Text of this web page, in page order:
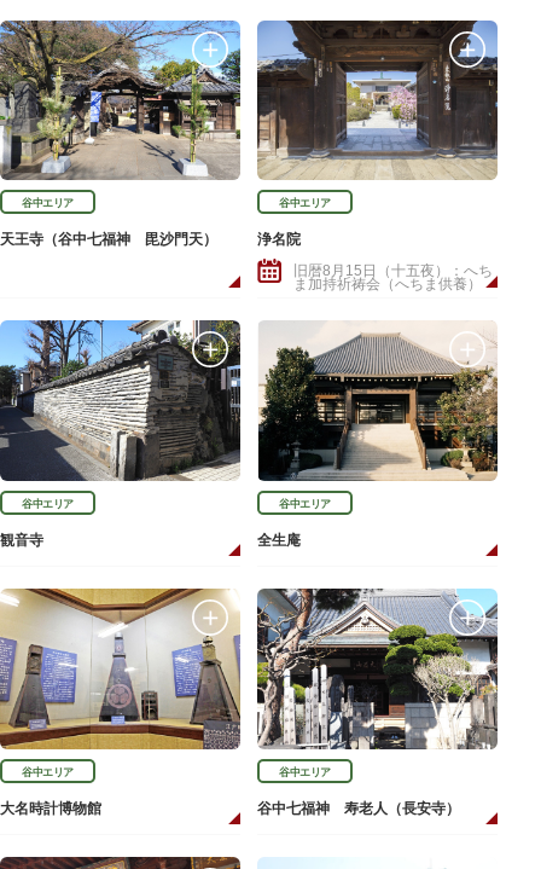
谷中エリア
天王寺（谷中七福神 毘沙門天）
谷中エリア
浄名院
旧暦8月15日（十五夜）：へち
ま加持祈祷会（へちま供養）
谷中エリア
観音寺
谷中エリア
全生庵
谷中エリア
大名時計博物館
谷中エリア
谷中七福神 寿老人（長安寺）